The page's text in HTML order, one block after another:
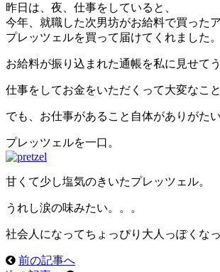
昨日は、夜、仕事をしていると、
今年、就職した次男坊がお給料で買った
プレッツェルを買って届けてくれました。
お給料が振り込まれた通帳を私に見せて
仕事をしてお金をいただくって大変なこと
でも、お仕事があること自体がありがた
プレッツェルを一口。
甘くて少し塩気のきいたプレッツェル。
うれし涙の味みたい。。。
社会人になってちょっぴり大人っぽくな
前の記事へ